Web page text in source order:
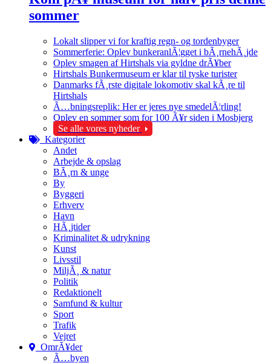
sommer
Lokalt slipper vi for kraftig regn- og tordenbyger
Sommerferie: Oplev bunkeranlÃ¦gget i bÃ¸rnehÃ¸jde
Oplev smagen af Hirtshals via gyldne drÃ¥ber
Hirtshals Bunkermuseum er klar til tyske turister
Danmarks fÃ¸rste digitale lokomotiv skal kÃ¸re til
Hirtshals
Ã…bningsreplik: Her er jeres nye smedelÃ¦rling!
Oplev en sommer som for 100 Ã¥r siden i Mosbjerg
Se alle vores nyheder
Kategorier
Andet
Arbejde & opslag
BÃ¸rn & unge
By
Byggeri
Erhverv
Havn
HÃ¸jtider
Kriminalitet & udrykning
Kunst
Livsstil
MiljÃ¸ & natur
Politik
Redaktionelt
Samfund & kultur
Sport
Trafik
Vejret
OmrÃ¥der
Ã…byen